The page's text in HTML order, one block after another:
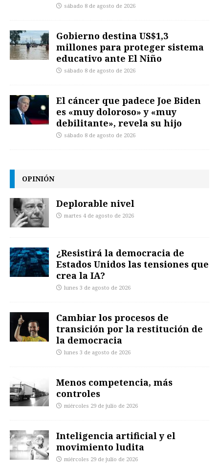
sábado 8 de agosto de 2026
Gobierno destina US$1,3
millones para proteger sistema
educativo ante El Niño
sábado 8 de agosto de 2026
El cáncer que padece Joe Biden
es «muy doloroso» y «muy
debilitante», revela su hijo
sábado 8 de agosto de 2026
OPINIÓN
Deplorable nivel
martes 4 de agosto de 2026
¿Resistirá la democracia de
Estados Unidos las tensiones que
crea la IA?
lunes 3 de agosto de 2026
Cambiar los procesos de
transición por la restitución de
la democracia
lunes 3 de agosto de 2026
Menos competencia, más
controles
miércoles 29 de julio de 2026
Inteligencia artificial y el
movimiento ludita
miércoles 29 de julio de 2026